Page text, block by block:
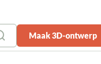
Maak 3D-ontwerp